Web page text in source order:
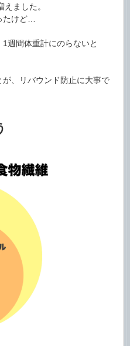
ました。
たけど…
週間体重計にのらないと
、リバウンド防止に大事で